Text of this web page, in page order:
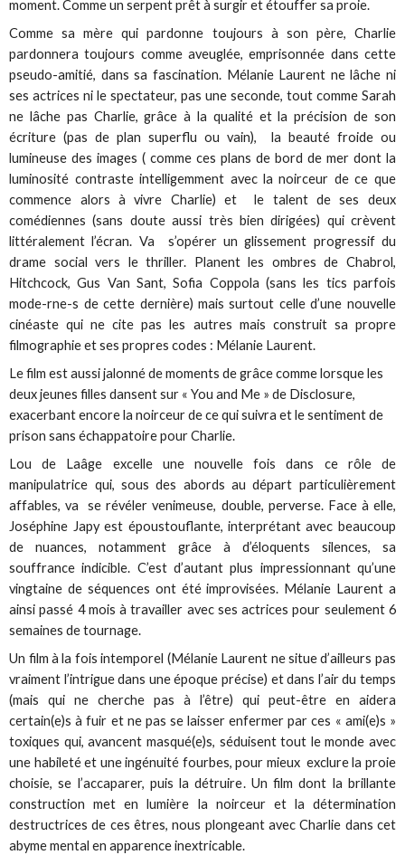
moment. Comme un serpent prêt à surgir et étouffer sa proie.
Comme sa mère qui pardonne toujours à son père, Charlie
pardonnera toujours comme aveuglée, emprisonnée dans cette
pseudo-amitié, dans sa fascination. Mélanie Laurent ne lâche ni
ses actrices ni le spectateur, pas une seconde, tout comme Sarah
ne lâche pas Charlie, grâce à la qualité et la précision de son
écriture (pas de plan superflu ou vain), la beauté froide ou
lumineuse des images ( comme ces plans de bord de mer dont la
luminosité contraste intelligemment avec la noirceur de ce que
commence alors à vivre Charlie) et le talent de ses deux
comédiennes (sans doute aussi très bien dirigées) qui crèvent
littéralement l’écran. Va s’opérer un glissement progressif du
drame social vers le thriller. Planent les ombres de Chabrol,
Hitchcock, Gus Van Sant, Sofia Coppola (sans les tics parfois
mode-rne-s de cette dernière) mais surtout celle d’une nouvelle
cinéaste qui ne cite pas les autres mais construit sa propre
filmographie et ses propres codes : Mélanie Laurent.
Le film est aussi jalonné de moments de grâce comme lorsque les
deux jeunes filles dansent sur « You and Me » de Disclosure,
exacerbant encore la noirceur de ce qui suivra et le sentiment de
prison sans échappatoire pour Charlie.
Lou de Laâge excelle une nouvelle fois dans ce rôle de
manipulatrice qui, sous des abords au départ particulièrement
affables, va se révéler venimeuse, double, perverse. Face à elle,
Joséphine Japy est époustouflante, interprétant avec beaucoup
de nuances, notamment grâce à d’éloquents silences, sa
souffrance indicible. C’est d’autant plus impressionnant qu’une
vingtaine de séquences ont été improvisées. Mélanie Laurent a
ainsi passé 4 mois à travailler avec ses actrices pour seulement 6
semaines de tournage.
Un film à la fois intemporel (Mélanie Laurent ne situe d’ailleurs pas
vraiment l’intrigue dans une époque précise) et dans l’air du temps
(mais qui ne cherche pas à l’être) qui peut-être en aidera
certain(e)s à fuir et ne pas se laisser enfermer par ces « ami(e)s »
toxiques qui, avancent masqué(e)s, séduisent tout le monde avec
une habileté et une ingénuité fourbes, pour mieux exclure la proie
choisie, se l’accaparer, puis la détruire. Un film dont la brillante
construction met en lumière la noirceur et la détermination
destructrices de ces êtres, nous plongeant avec Charlie dans cet
abyme mental en apparence inextricable.